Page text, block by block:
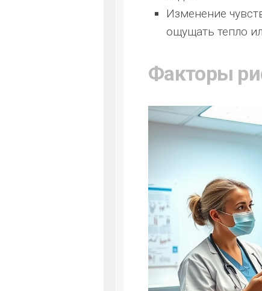
Изменение
ощущать тепло
Факторы